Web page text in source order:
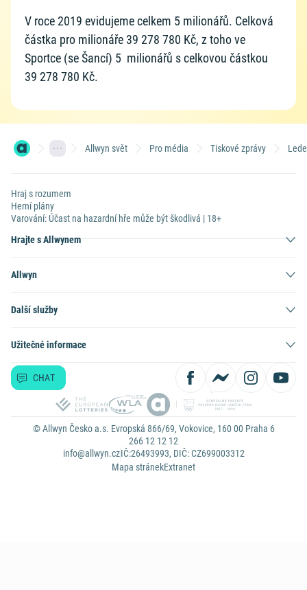
V roce 2019 evidujeme celkem 5 milionářů. Celková
částka pro milionáře 39 278 780 Kč, z toho ve
Sportce (se Šancí) 5 milionářů s celkovou částkou
39 278 780 Kč.
Allwyn svět Pro média Tiskové zprávy
Hraj s rozumem
Herní plány
Varování: Účast na hazardní hře může být škodlivá | 18+
Hrajte s Allwynem
Allwyn
Další služby
Užitečné informace
CHAT
© Allwyn Česko a.s. Evropská 866/69, Vokovice, 160 00 Praha 6
266 12 12 12
info@allwyn.czIČ:26493993, DIČ: CZ699003312
Mapa stránekExtranet